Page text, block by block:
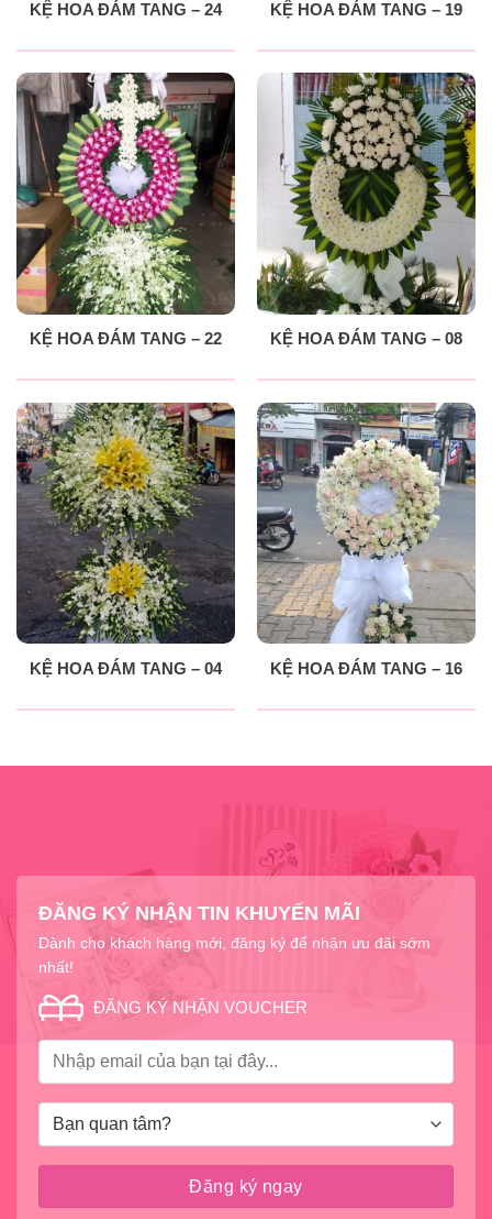
KỆ HOA ĐÁM TANG – 24 KỆ HOA ĐÁM TANG – 19
KỆ HOA ĐÁM TANG – 22 KỆ HOA ĐÁM TANG – 08
KỆ HOA ĐÁM TANG – 04 KỆ HOA ĐÁM TANG – 16
ĐĂNG KÝ NHẬN TIN KHUYẾN MÃI
Dành cho khách hàng mới, đăng ký để nhận ưu đãi sớm
nhất!
ĐĂNG KÝ NHẬN VOUCHER